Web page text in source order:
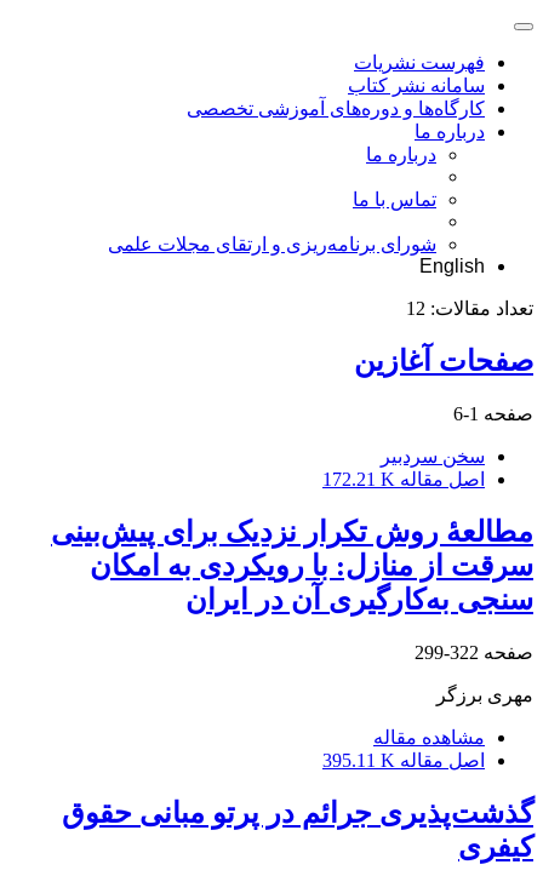
فهرست نشریات
سامانه نشر کتاب
کارگاه‌ها و دوره‌های آموزشی تخصصی
درباره ما
درباره ما
تماس با ما
شورای برنامه‌ریزی و ارتقای مجلات علمی
English
تعداد مقالات: 12
صفحات آغازین
صفحه 1-6
سخن سردبیر
اصل مقاله 172.21 K
مطالعۀ روش تکرار نزدیک برای پیش‌بینی
سرقت از منازل: با رویکردی به امکان
سنجی به‌کارگیری آن در ایران
صفحه 322-299
مهری برزگر
مشاهده مقاله
اصل مقاله 395.11 K
گذشت‌پذیری جرائم در پرتو مبانی حقوق
کیفری